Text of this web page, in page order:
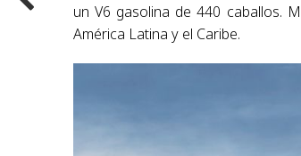
un V6 gasolina de 440 caballos.
América Latina y el Caribe.